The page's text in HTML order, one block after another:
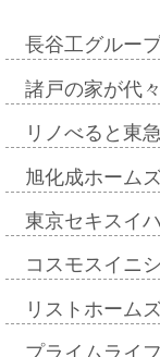
長谷工グルー
諸戸の家が代
リノべると東
旭化成ホーム
東京セキスイ
コスモスイニ
リストホーム